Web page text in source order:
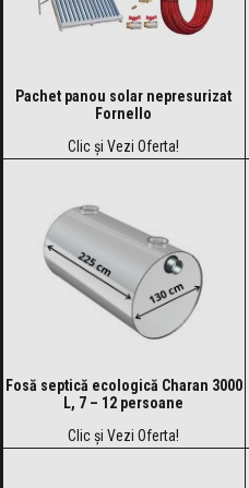
Pachet panou solar nepresurizat
Fornello
Clic și Vezi Oferta!
Fosă septică ecologică Charan 3000
L, 7 – 12 persoane
Clic și Vezi Oferta!